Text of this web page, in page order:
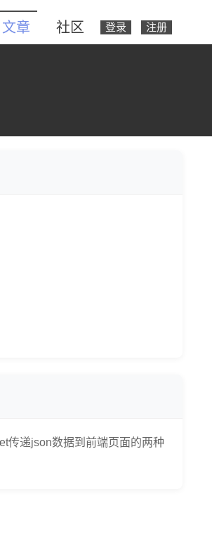
文章 社区 登录 注册
传递json数据到前端页面的两种